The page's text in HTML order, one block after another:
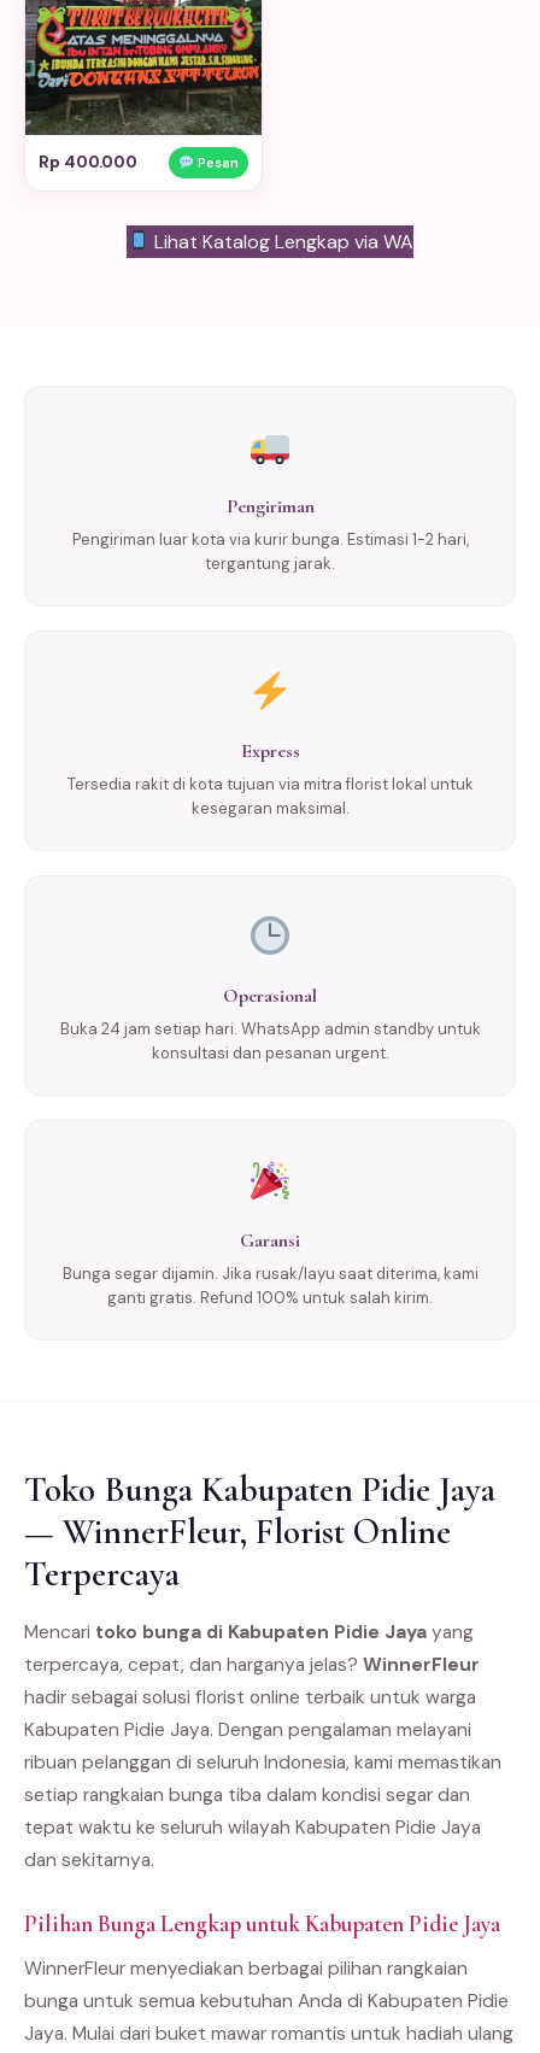
Rp 400.000 Pesan
Lihat Katalog Lengkap via WA
Pengiriman
Pengiriman luar kota via kurir bunga. Estimasi 1-2 hari,
tergantung jarak.
Express
Tersedia rakit di kota tujuan via mitra florist lokal untuk
kesegaran maksimal.
Operasional
Buka 24 jam setiap hari. WhatsApp admin standby untuk
konsultasi dan pesanan urgent.
Garansi
Bunga segar dijamin. Jika rusak/layu saat diterima, kami
ganti gratis. Refund 100% untuk salah kirim.
Toko Bunga Kabupaten Pidie Jaya
— WinnerFleur, Florist Online
Terpercaya
Mencari toko bunga di Kabupaten Pidie Jaya yang
terpercaya, cepat, dan harganya jelas? WinnerFleur
hadir sebagai solusi florist online terbaik untuk warga
Kabupaten Pidie Jaya. Dengan pengalaman melayani
ribuan pelanggan di seluruh Indonesia, kami memastikan
setiap rangkaian bunga tiba dalam kondisi segar dan
tepat waktu ke seluruh wilayah Kabupaten Pidie Jaya
dan sekitarnya.
Pilihan Bunga Lengkap untuk Kabupaten Pidie Jaya
WinnerFleur menyediakan berbagai pilihan rangkaian
bunga untuk semua kebutuhan Anda di Kabupaten Pidie
Jaya. Mulai dari buket mawar romantis untuk hadiah ulang